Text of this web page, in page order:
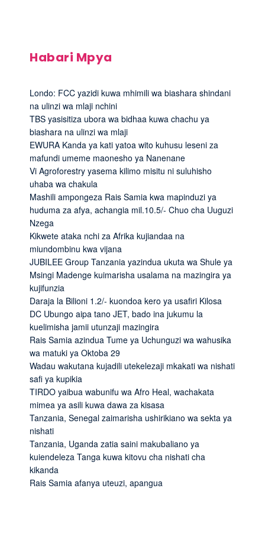
Habari Mpya
Londo: FCC yazidi kuwa mhimili wa biashara shindani
na ulinzi wa mlaji nchini
TBS yasisitiza ubora wa bidhaa kuwa chachu ya
biashara na ulinzi wa mlaji
EWURA Kanda ya kati yatoa wito kuhusu leseni za
mafundi umeme maonesho ya Nanenane
Vi Agroforestry yasema kilimo misitu ni suluhisho
uhaba wa chakula
Mashili ampongeza Rais Samia kwa mapinduzi ya
huduma za afya, achangia mil.10.5/- Chuo cha Uuguzi
Nzega
Kikwete ataka nchi za Afrika kujiandaa na
miundombinu kwa vijana
JUBILEE Group Tanzania yazindua ukuta wa Shule ya
Msingi Madenge kuimarisha usalama na mazingira ya
kujifunzia
Daraja la Bilioni 1.2/- kuondoa kero ya usafiri Kilosa
DC Ubungo aipa tano JET, bado ina jukumu la
kuelimisha jamii utunzaji mazingira
Rais Samia azindua Tume ya Uchunguzi wa wahusika
wa matuki ya Oktoba 29
Wadau wakutana kujadili utekelezaji mkakati wa nishati
safi ya kupikia
TIRDO yaibua wabunifu wa Afro Heal, wachakata
mimea ya asili kuwa dawa za kisasa
Tanzania, Senegal zaimarisha ushirikiano wa sekta ya
nishati
Tanzania, Uganda zatia saini makubaliano ya
kuiendeleza Tanga kuwa kitovu cha nishati cha
kikanda
Rais Samia afanya uteuzi, apangua